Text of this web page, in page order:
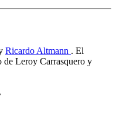
Ricardo Altmann . El
de Leroy Carrasquero y